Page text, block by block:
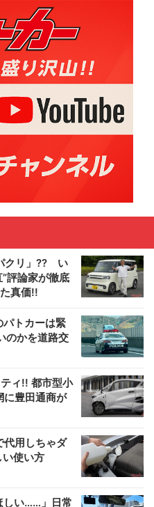
クリ」?? い
評論家が徹底
真価!!
トカーは緊
のかを道路交
ィ!! 都市型小
に豊田通商が
代用しちゃダ
使い方
しい……」日常